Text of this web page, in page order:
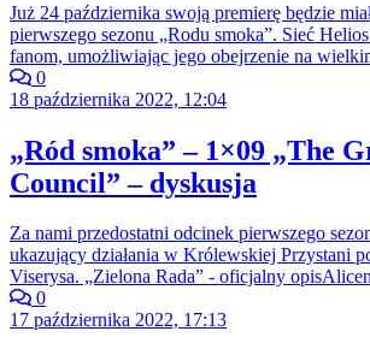
Już 24 października swoją premierę będzie
pierwszego sezonu „Rodu smoka”. Sieć
fanom, umożliwiając jego obejrzenie na
0
18 października 2022, 12:04
„Ród smoka” – 1×09 „The
Council” – dyskusja
Za nami przedostatni odcinek pierwszego
ukazujący działania w Królewskiej Przystani
Viserysa. „Zielona Rada” - oficjalny
0
17 października 2022, 17:13